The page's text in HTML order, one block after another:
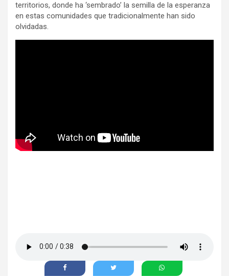
territorios, donde ha ‘sembrado’ la semilla de la esperanza
en estas comunidades que tradicionalmente han sido
olvidadas.